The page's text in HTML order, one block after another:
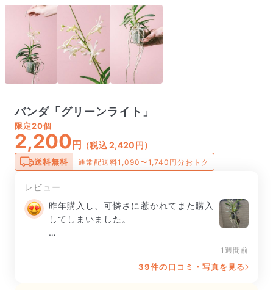
バンダ「グリーンライト」
限定20個
2,200 円 （税込 2,420円）
送料無料 通常配送料1,090〜1,740円分おトク
レビュー
昨年購入し、可憐さに惹かれてまた購入
してしまいました。
に長い根っこが出ていたりするので、仕
1週間前
39件の口コミ・写真を見る